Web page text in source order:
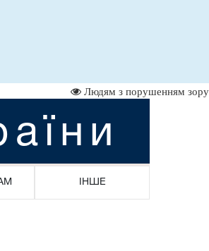
Людям з порушенням зору
ІНШЕ